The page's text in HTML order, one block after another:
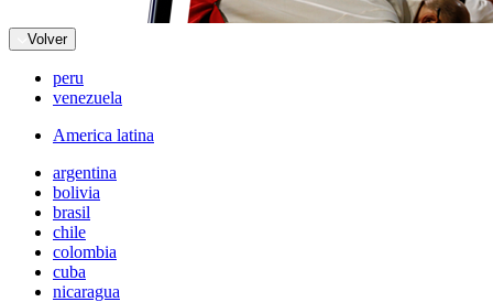
Volver
peru
venezuela
America latina
argentina
bolivia
brasil
chile
colombia
cuba
nicaragua